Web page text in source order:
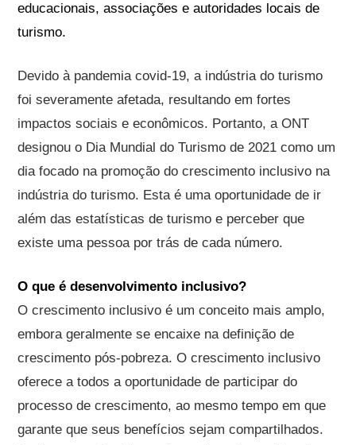
educacionais, associações e autoridades locais de
turismo.
Devido à pandemia covid-19, a indústria do turismo
foi severamente afetada, resultando em fortes
impactos sociais e econômicos. Portanto, a ONT
designou o Dia Mundial do Turismo de 2021 como um
dia focado na promoção do crescimento inclusivo na
indústria do turismo. Esta é uma oportunidade de ir
além das estatísticas de turismo e perceber que
existe uma pessoa por trás de cada número.
O que é desenvolvimento inclusivo?
O crescimento inclusivo é um conceito mais amplo,
embora geralmente se encaixe na definição de
crescimento pós-pobreza. O crescimento inclusivo
oferece a todos a oportunidade de participar do
processo de crescimento, ao mesmo tempo em que
garante que seus benefícios sejam compartilhados.